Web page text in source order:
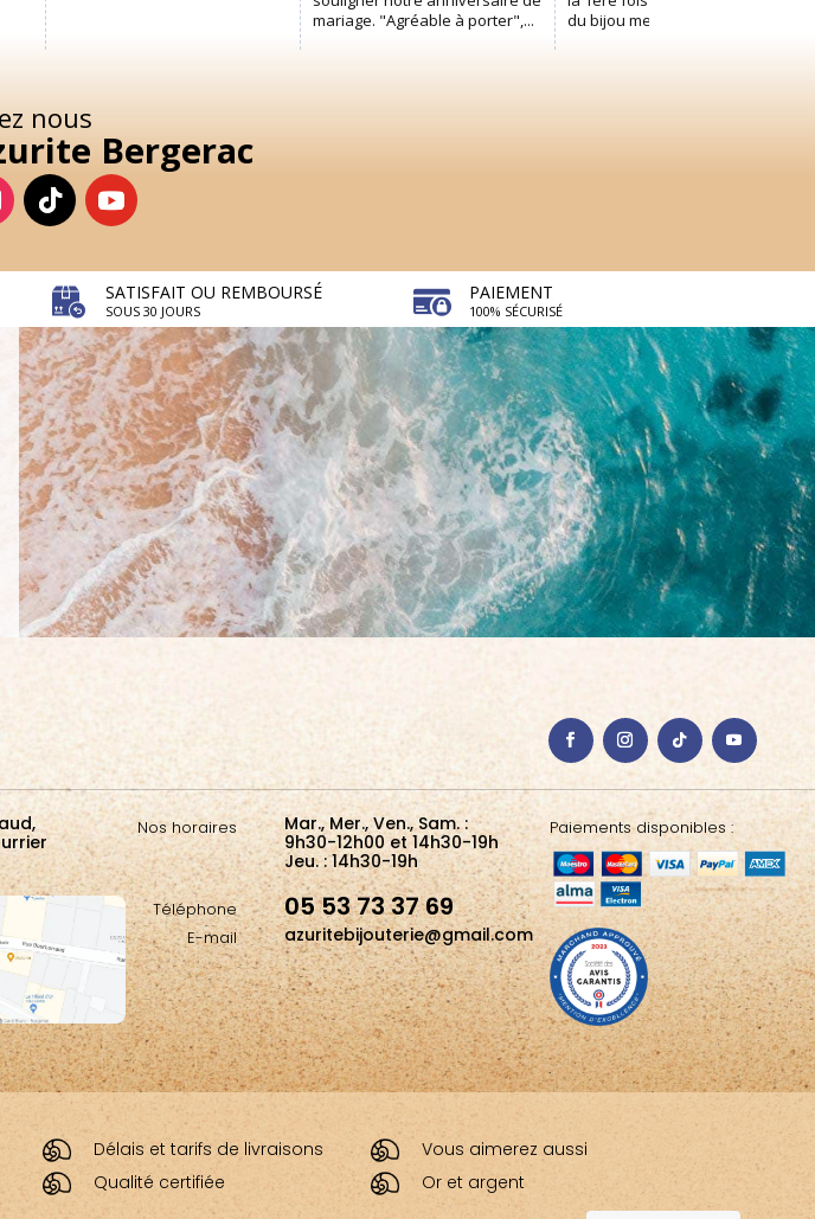
nous
Bergerac
SATISFAIT OU REMBOURSÉ
SOUS 30 JOURS
PAIEMENT
100% SÉCURISÉ
Nos horaires
Téléphone
E-mail
Mar., Mer., Ven., Sam. :
9h30-12h00 et 14h30-19h
Jeu. : 14h30-19h
05 53 73 37 69
azuritebijouterie@gmail.com
Paiements disponibles :
Délais et tarifs de livraisons
Qualité certifiée
Vous aimerez aussi
Or et argent